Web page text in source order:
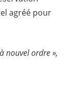
agréé pour
nouvel ordre »,